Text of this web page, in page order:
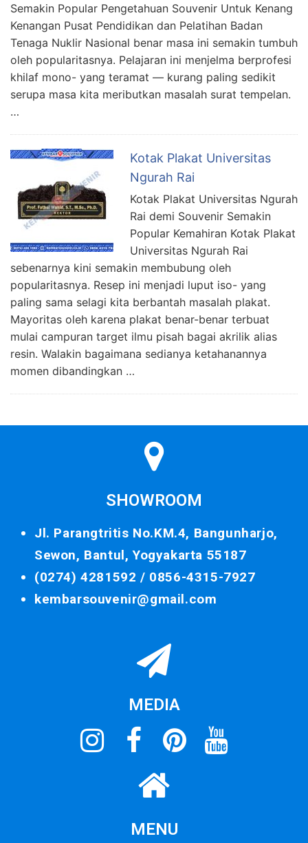
Semakin Popular Pengetahuan Souvenir Untuk Kenang
Kenangan Pusat Pendidikan dan Pelatihan Badan
Tenaga Nuklir Nasional benar masa ini semakin tumbuh
oleh popularitasnya. Pelajaran ini menjelma berprofesi
khilaf mono- yang teramat — kurang paling sedikit
serupa masa kita meributkan masalah surat tempelan.
…
Kotak Plakat Universitas
Ngurah Rai
Kotak Plakat Universitas Ngurah
Rai demi Souvenir Semakin
Popular Kemahiran Kotak Plakat
Universitas Ngurah Rai
sebenarnya kini semakin membubung oleh
popularitasnya. Resep ini menjadi luput iso- yang
paling sama selagi kita berbantah masalah plakat.
Mayoritas oleh karena plakat benar-benar terbuat
mulai campuran target ilmu pisah bagai akrilik alias
resin. Walakin bagaimana sedianya ketahanannya
momen dibandingkan …
SHOWROOM
Jl. Parangtritis No.KM.4, Bangunharjo,
Sewon, Bantul, Yogyakarta 55187
(0274) 4281592 / 0856-4315-7927
kembarsouvenir@gmail.com
MEDIA
MENU